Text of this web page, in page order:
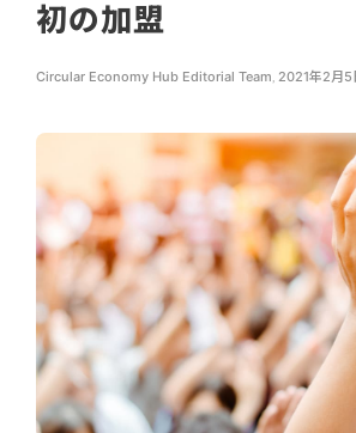
初の加盟
Circular Economy Hub Editorial Team, 2021年2月5